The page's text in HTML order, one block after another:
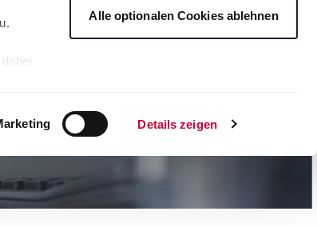
den
Details zeigen
Alle optionalen Cookies ablehnen